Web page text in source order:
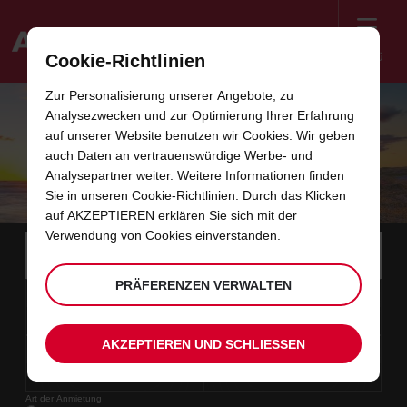
Menü
URLAUBSPARADIES USEDOM: DIE
OSTSEE-INSEL VON BERLIN AUS
ENTDECKEN
Instructions
Screen
Reader
Users:
reader
Teilen
Links
im
Formular
überspringen
Bitte
Sie
eine
Abholstation.
Anfangsdatum
gewünschtes
07
Auswählen
von
Gewünschte
10:00
Enddatum
Aktuell
09
Auswählen
Ändern
von
time
Gewünschte
10:00
von
Art der Anmietung
Cookie-Richtlinien
Zur Personalisierung unserer Angebote, zu
Analysezwecken und zur Optimierung Ihrer Erfahrung
auf unserer Website benutzen wir Cookies. Wir geben
auch Daten an vertrauenswürdige Werbe- und
Analysepartner weiter. Weitere Informationen finden
Sie in unseren Cookie-Richtlinien. Durch das Klicken
auf AKZEPTIEREN erklären Sie sich mit der
Verwendung von Cookies einverstanden.
PRÄFERENZEN VERWALTEN
AKZEPTIEREN UND SCHLIESSEN